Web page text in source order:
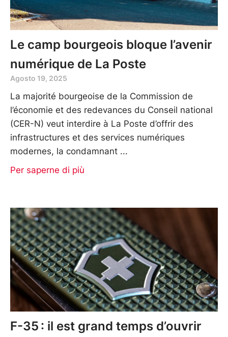
Le camp bourgeois bloque l’avenir
numérique de La Poste
Agosto 19, 2025
La majorité bourgeoise de la Commission de
l’économie et des redevances du Conseil national
(CER-N) veut interdire à La Poste d’offrir des
infrastructures et des services numériques
modernes, la condamnant
Per saperne di più
F-35 : il est grand temps d’ouvrir